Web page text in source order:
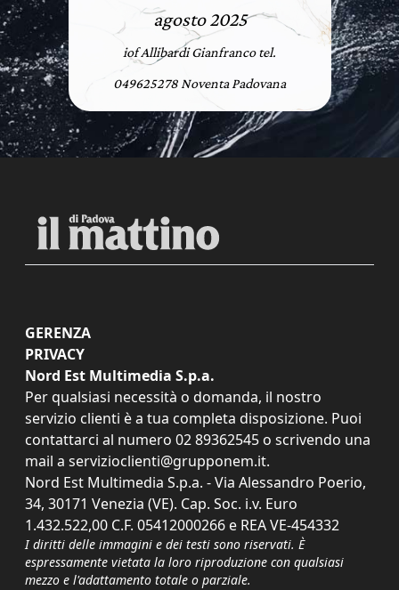
agosto 2025
iof Allibardi Gianfranco tel.
049625278 Noventa Padovana
GERENZA
PRIVACY
Nord Est Multimedia S.p.a.
Per qualsiasi necessità o domanda, il nostro
servizio clienti è a tua completa disposizione. Puoi
contattarci al numero 02 89362545 o scrivendo una
mail a servizioclienti@grupponem.it.
Nord Est Multimedia S.p.a. - Via Alessandro Poerio,
34, 30171 Venezia (VE). Cap. Soc. i.v. Euro
1.432.522,00 C.F. 05412000266 e REA VE-454332
I diritti delle immagini e dei testi sono riservati. È
espressamente vietata la loro riproduzione con qualsiasi
mezzo e l'adattamento totale o parziale.